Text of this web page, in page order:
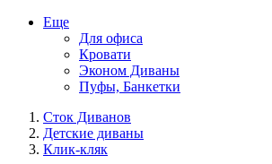
Еще
Для офиса
Кровати
Эконом Диваны
Пуфы, Банкетки
Сток Диванов
Детские диваны
Клик-кляк